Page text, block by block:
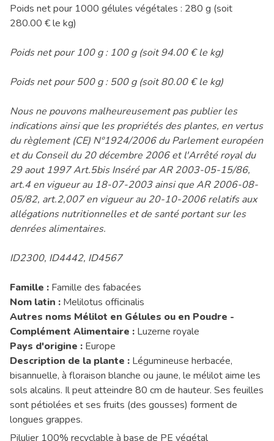
Poids net pour 1000 gélules végétales : 280 g (soit
280.00 € le kg)
Poids net pour 100 g : 100 g (soit 94.00 € le kg)
Poids net pour 500 g : 500 g (soit 80.00 € le kg)
Nous ne pouvons malheureusement pas publier les
indications ainsi que les propriétés des plantes, en vertus
du règlement (CE) N°1924/2006 du Parlement européen
et du Conseil du 20 décembre 2006 et l'Arrêté royal du
29 aout 1997 Art.5bis Inséré par AR 2003-05-15/86,
art.4 en vigueur au 18-07-2003 ainsi que AR 2006-08-
05/82, art.2,007 en vigueur au 20-10-2006 relatifs aux
allégations nutritionnelles et de santé portant sur les
denrées alimentaires.
ID2300, ID4442, ID4567
Famille : Famille des fabacées
Nom latin : Melilotus officinalis
Autres noms Mélilot en Gélules ou en Poudre -
Complément Alimentaire : Luzerne royale
Pays d'origine : Europe
Description de la plante : Légumineuse herbacée,
bisannuelle, à floraison blanche ou jaune, le mélilot aime les
sols alcalins. Il peut atteindre 80 cm de hauteur. Ses feuilles
sont pétiolées et ses fruits (des gousses) forment de
longues grappes.
Pilulier 100% recyclable à base de PE végétal